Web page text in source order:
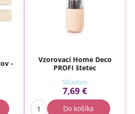
-
Vzorovací Home Deco
PROFI štetec
Skladom
7,69 €
Do košíka